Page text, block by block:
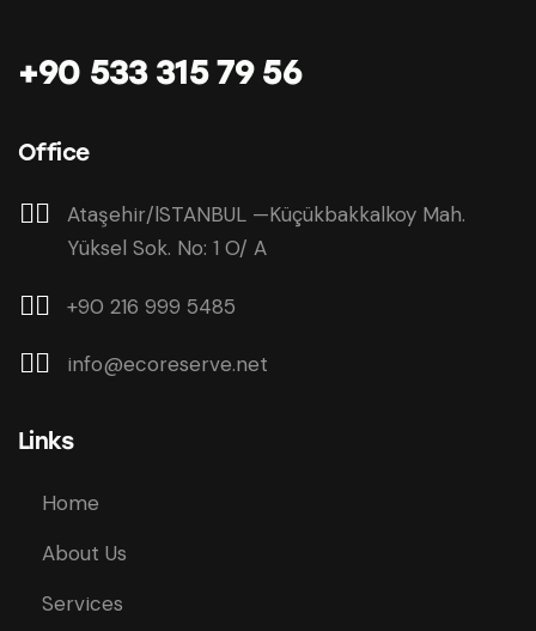
+90 533 315 79 56
Office
Ataşehir/lSTANBUL —Küçükbakkalkoy Mah.
Yüksel Sok. No: 1 O/ A
+90 216 999 5485
info@ecoreserve.net
Links
Home
About Us
Services